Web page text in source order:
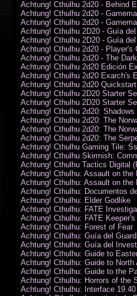
Achtung! Cthulhu 2d20 - Behind
Achtung! Cthulhu 2d20 -
Achtung! Cthulhu 2d20 -
Achtung! Cthulhu 2D20 - Guía del
Achtung! Cthulhu 2D20 - Guía
Achtung! Cthulhu 2d20 - Player's
Achtung! Cthulhu 2d20 - The
Achtung! Cthulhu 2d20 Edición
Achtung! Cthulhu 2d20 Exarch's
Achtung! Cthulhu 2d20
Achtung! Cthulhu 2D20 Starter
Achtung! Cthulhu 2D20 Starter
Achtung! Cthulhu 2d20: Shadows
Achtung! Cthulhu 2d20: The
Achtung! Cthulhu 2d20: The
Achtung! Cthulhu 2d20: The
Achtung! Cthulhu Gaming Tile:
Achtung! Cthulhu Skirmish:
Achtung! Cthulhu Tactics Digital
Achtung! Cthulhu: Assault on the
Achtung! Cthulhu: Assault on the
Achtung! Cthulhu: Documentos
Achtung! Cthulhu: Elder Godlike
Achtung! Cthulhu: FATE
Achtung! Cthulhu: FATE Keeper's
Achtung! Cthulhu: Forest of Fear
Achtung! Cthulhu: Guía del
Achtung! Cthulhu: Guía del
Achtung! Cthulhu: Guide to
Achtung! Cthulhu: Guide to North
Achtung! Cthulhu: Guide to the
Achtung! Cthulhu: Horrors of the
Achtung! Cthulhu: Interface 19.40